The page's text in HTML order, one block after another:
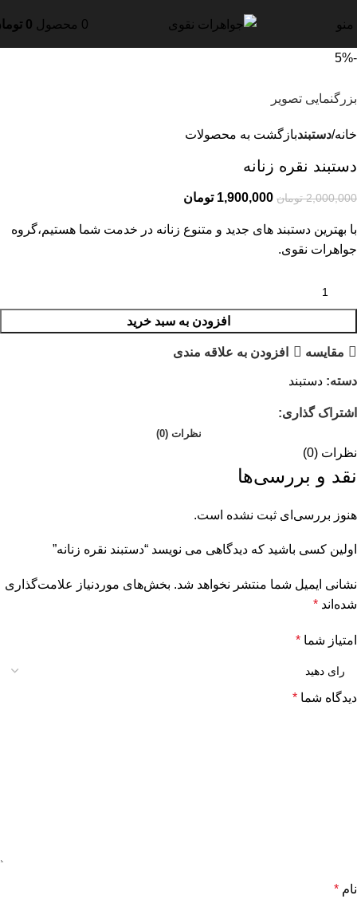
منو 0 محصول 0
-5%
بزرگنمایی تصویر
خانه دستبندبازگشت به محصولات
دستبند نقره زنانه
2,000,000 تومان 1,900,000 تومان
با بهترین دستبند های جدید و متنوع زنانه در خدمت شما هستیم،گروه
جواهرات نقوی.
افزودن به سبد خرید
مقایسه افزودن به علاقه مندی
دسته: دستبند
اشتراک گذاری:
نظرات (0)
نظرات (0)
نقد و بررسی‌ها
هنوز بررسی‌ای ثبت نشده است.
اولین کسی باشید که دیدگاهی می نویسد “دستبند نقره زنانه”
نشانی ایمیل شما منتشر نخواهد شد. بخش‌های موردنیاز علامت‌گذاری
شده‌اند *
امتیاز شما *
دیدگاه شما *
نام *